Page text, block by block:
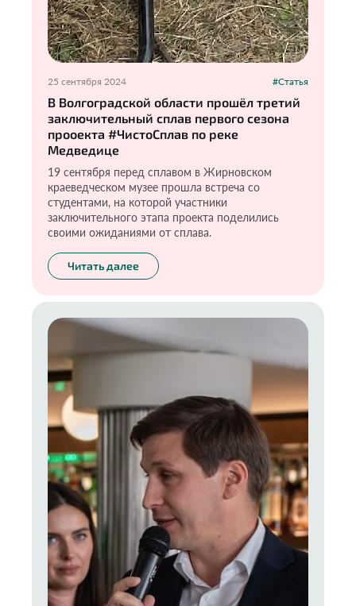
25 сентября 2024 #Статья
В Волгоградской области прошёл третий
заключительный сплав первого сезона
прооекта #ЧистоСплав по реке
Медведице
19 сентября перед сплавом в Жирновском
краеведческом музее прошла встреча со
студентами, на которой участники
заключительного этапа проекта поделились
своими ожиданиями от сплава.
Читать далее